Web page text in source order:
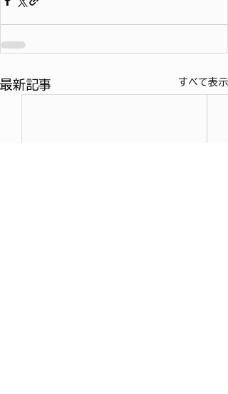
最新記事 すべて表示